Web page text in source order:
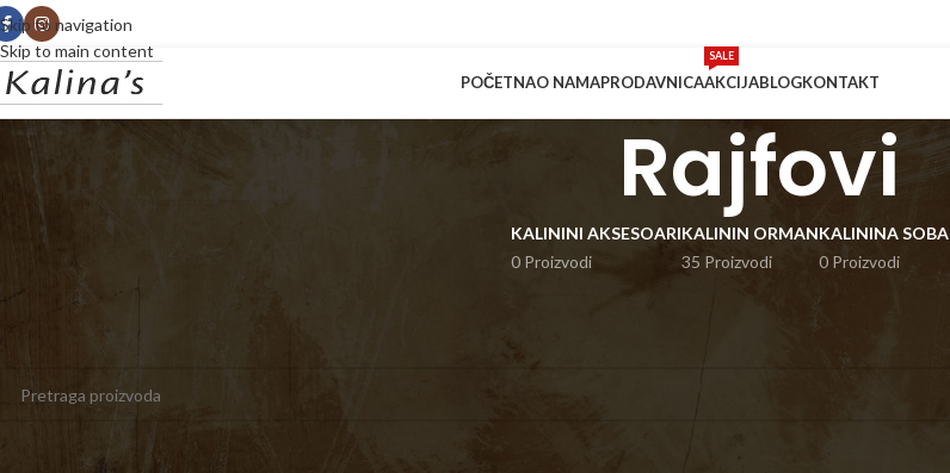
Skip to navigation
Skip to main content
POČETNAO NAMAPRODAVNICAAKCIJA
SALE
BLOGKONTAKT
Rajfovi
KALININI AKSESOARI
0 Proizvodi
KALININ ORMAN
35 Proizvodi
KALININA SOBA
0 Proizvodi
Početna